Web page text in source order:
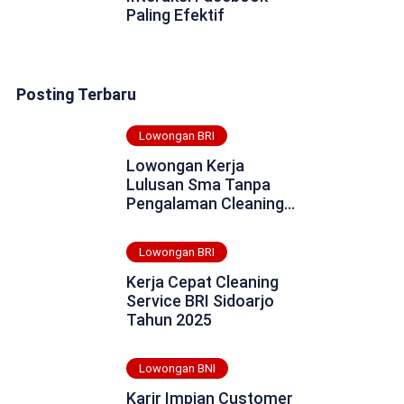
Paling Efektif
Posting Terbaru
Lowongan BRI
Lowongan Kerja
Lulusan Sma Tanpa
Pengalaman Cleaning
Anambas Tahun 2025
Lowongan BRI
Kerja Cepat Cleaning
Service BRI Sidoarjo
Tahun 2025
Lowongan BNI
Karir Impian Customer